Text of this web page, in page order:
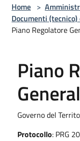
Home >
Documenti
Piano Regolatore
Piano
Governo del
Protocollo: PRG